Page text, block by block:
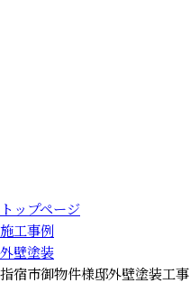
トップページ
施工事例
外壁塗装
指宿市御物件様邸外壁塗装工事